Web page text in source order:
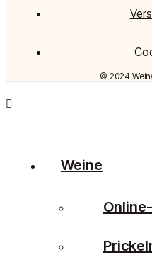
© 2024
Weine